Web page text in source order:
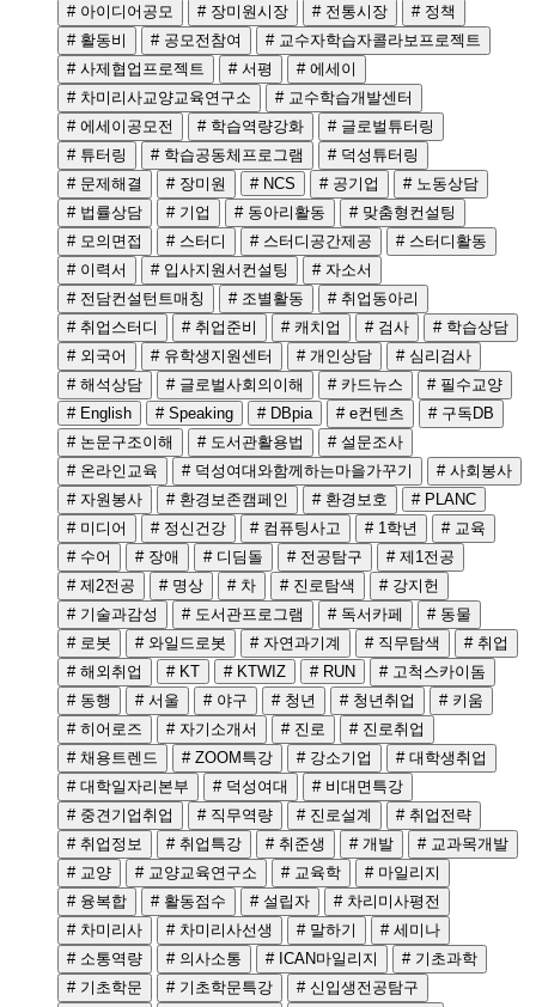
# 아이디어공모
# 장미원시장 # 전통시장
# 정책
# 활동비
# 공모전참여
# 교수자학습자콜라보프로젝트
# 사제협업프로젝트
# 서평
# 에세이
# 차미리사교양교육연구소
# 교수학습개발센터
# 에세이공모전
# 학습역량강화
# 글로벌튜터링
# 튜터링
# 학습공동체프로그램
# 덕성튜터링
# 문제해결
# 장미원 # NCS # 공기업
# 노동상담
# 법률상담
# 기업 # 동아리활동
# 맞춤형컨설팅
# 모의면접
# 스터디 # 스터디공간제공
# 스터디활동
# 이력서
# 입사지원서컨설팅
# 자소서
# 전담컨설턴트매칭
# 조별활동
# 취업동아리
# 취업스터디
# 취업준비 # 캐치업 # 검사
# 학습상담
# 외국어
# 유학생지원센터 # 개인상담
# 심리검사
# 해석상담
# 글로벌사회의이해 # 카드뉴스
# 필수교양
# English
# Speaking # DBpia # e컨텐츠
# 구독DB
# 논문구조이해
# 도서관활용법
# 설문조사
# 온라인교육
# 덕성여대와함께하는마을가꾸기
# 사회봉사
# 자원봉사
# 환경보존캠페인 # 환경보호
# PLANC
# 미디어
# 정신건강 # 컴퓨팅사고 # 1학년
# 교육
# 수어
# 장애 # 디딤돌 # 전공탐구
# 제1전공
# 제2전공
# 명상 # 차 # 진로탐색
# 강지헌
# 기술과감성
# 도서관프로그램 # 독서카페
# 동물
# 로봇
# 와일드로봇 # 자연과기계 # 직무탐색
# 취업
# 해외취업
# KT # KTWIZ # RUN
# 고척스카이돔
# 동행
# 서울 # 야구 # 청년 # 청년취업
# 키움
# 히어로즈
# 자기소개서 # 진로
# 진로취업
# 채용트렌드
# ZOOM특강 # 강소기업
# 대학생취업
# 대학일자리본부
# 덕성여대
# 비대면특강
# 중견기업취업
# 직무역량 # 진로설계
# 취업전략
# 취업정보
# 취업특강 # 취준생 # 개발
# 교과목개발
# 교양
# 교양교육연구소 # 교육학
# 마일리지
# 융복합
# 활동점수 # 설립자
# 차리미사평전
# 차미리사
# 차미리사선생 # 말하기
# 세미나
# 소통역량
# 의사소통 # ICAN마일리지
# 기초과학
# 기초학문
# 기초학문특강
# 신입생전공탐구